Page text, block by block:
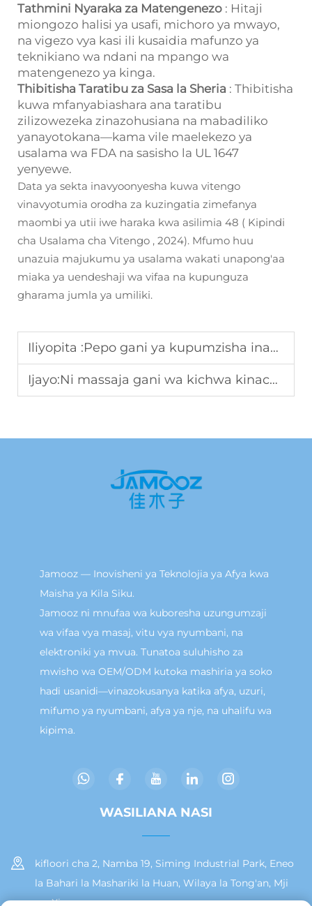
Tathmini Nyaraka za Matengenezo : Hitaji
miongozo halisi ya usafi, michoro ya mwayo,
na vigezo vya kasi ili kusaidia mafunzo ya
teknikiano wa ndani na mpango wa
matengenezo ya kinga.
Thibitisha Taratibu za Sasa la Sheria : Thibitisha
kuwa mfanyabiashara ana taratibu
zilizowezeka zinazohusiana na mabadiliko
yanayotokana—kama vile maelekezo ya
usalama wa FDA na sasisho la UL 1647
yenyewe.
Data ya sekta inavyoonyesha kuwa vitengo
vinavyotumia orodha za kuzingatia zimefanya
maombi ya utii iwe haraka kwa asilimia 48 ( Kipindi
cha Usalama cha Vitengo , 2024). Mfumo huu
unazuia majukumu ya usalama wakati unapong'aa
miaka ya uendeshaji wa vifaa na kupunguza
gharama jumla ya umiliki.
Iliyopita :Pepo gani ya kupumzisha inakidhi mahitaji ya kununua kwa wingi kwa ajili ya biashara?
Ijayo:Ni massaja gani wa kichwa kinachopendwa kwa matukio ya afya kwa ajili ya mashirika?
Jamooz — Inovisheni ya Teknolojia ya Afya kwa
Maisha ya Kila Siku.
Jamooz ni mnufaa wa kuboresha uzungumzaji
wa vifaa vya masaj, vitu vya nyumbani, na
elektroniki ya mvua. Tunatoa suluhisho za
mwisho wa OEM/ODM kutoka mashiria ya soko
hadi usanidi—vinazokusanya katika afya, uzuri,
mifumo ya nyumbani, afya ya nje, na uhalifu wa
kipima.
WASILIANA NASI
kifloori cha 2, Namba 19, Siming Industrial Park, Eneo
la Bahari la Mashariki la Huan, Wilaya la Tong'an, Mji
wa Xiamen